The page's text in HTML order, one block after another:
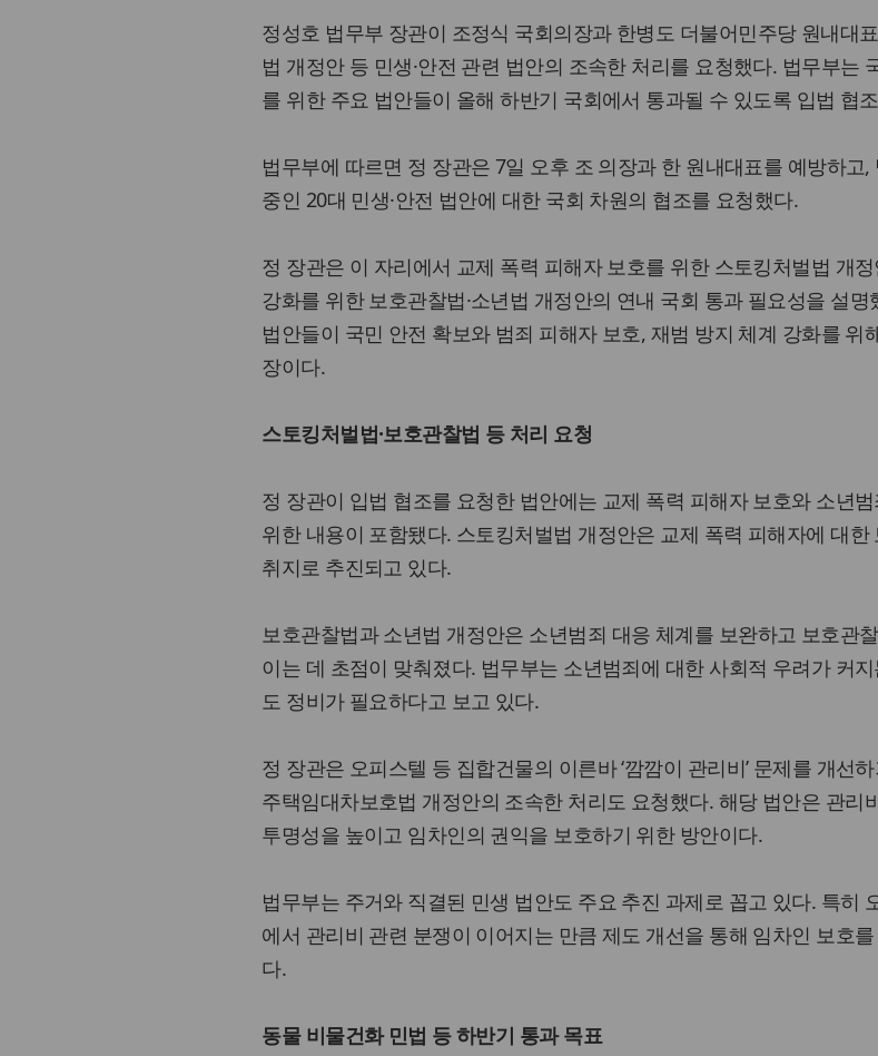
정성호 법무부 장관이 조정식 국회의장과 한병도 더불어민주당 원내대
법 개정안 등 민생·안전 관련 법안의 조속한 처리를 요청했다. 법무부는
를 위한 주요 법안들이 올해 하반기 국회에서 통과될 수 있도록 입법 협
법무부에 따르면 정 장관은 7일 오후 조 의장과 한 원내대표를 예방하고,
중인 20대 민생·안전 법안에 대한 국회 차원의 협조를 요청했다.
정 장관은 이 자리에서 교제 폭력 피해자 보호를 위한 스토킹처벌법 개
강화를 위한 보호관찰법·소년법 개정안의 연내 국회 통과 필요성을 설
법안들이 국민 안전 확보와 범죄 피해자 보호, 재범 방지 체계 강화를 위
장이다.
스토킹처벌법·보호관찰법 등 처리 요청
정 장관이 입법 협조를 요청한 법안에는 교제 폭력 피해자 보호와 소년
위한 내용이 포함됐다. 스토킹처벌법 개정안은 교제 폭력 피해자에 대
취지로 추진되고 있다.
보호관찰법과 소년법 개정안은 소년범죄 대응 체계를 보완하고 보호관
이는 데 초점이 맞춰졌다. 법무부는 소년범죄에 대한 사회적 우려가 커
도 정비가 필요하다고 보고 있다.
정 장관은 오피스텔 등 집합건물의 이른바 ‘깜깜이 관리비’ 문제를 개선
주택임대차보호법 개정안의 조속한 처리도 요청했다. 해당 법안은 관리
투명성을 높이고 임차인의 권익을 보호하기 위한 방안이다.
법무부는 주거와 직결된 민생 법안도 주요 추진 과제로 꼽고 있다. 특히
에서 관리비 관련 분쟁이 이어지는 만큼 제도 개선을 통해 임차인 보호
다.
동물 비물건화 민법 등 하반기 통과 목표